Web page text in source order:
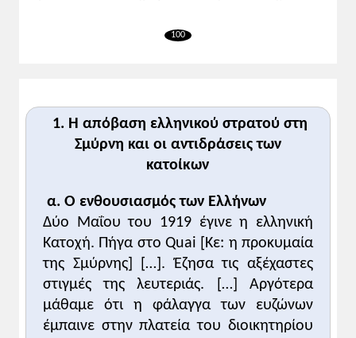
τους Έλληνες στρατιώτες.
ελληνικές διεκδικήσεις
Το Συνέδριο Ειρήνης εγκαινίασε τις
επίσημες εργασίες του τον Ιανουάριο του
1919 στο Παρίσι [...]. Μέσα σε αυτό το
ότι ανακάλυψε τον καλύτερο επικοινωνιακό
εαυτό του. [...] Με μία μοναδική για έλληνα
πολιτικό ικανότητα να επιχειρηματολογεί
και να πείθει, συνήθως, ή να μην πείθει,
χωρίς όμως ποτέ να κουράζει ή να εξοργίζει
τον συνομιλητή του, με σαφείς αναφορές
σε κοινά συμφέροντα ή επωφελείς για
100
1. Η απόβαση ελληνικού στρατού στη
Σμύρνη και οι αντιδράσεις των
κατοίκων
α. Ο ενθουσιασμός των Ελλήνων
Δύο Μαΐου του 1919 έγινε η ελληνική
Κατοχή. Πήγα στο Quai [Κε: η προκυμαία
της Σμύρνης] […]. Έζησα τις αξέχαστες
στιγμές της λευτεριάς. […] Αργότερα
μάθαμε ότι η φάλαγγα των ευζώνων
έμπαινε στην πλατεία του διοικητηρίου